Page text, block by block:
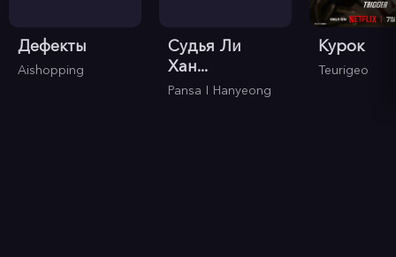
Дефекты
Aishopping
Судья Ли
Хан...
Pansa I Hanyeong
Курок
Teurigeo